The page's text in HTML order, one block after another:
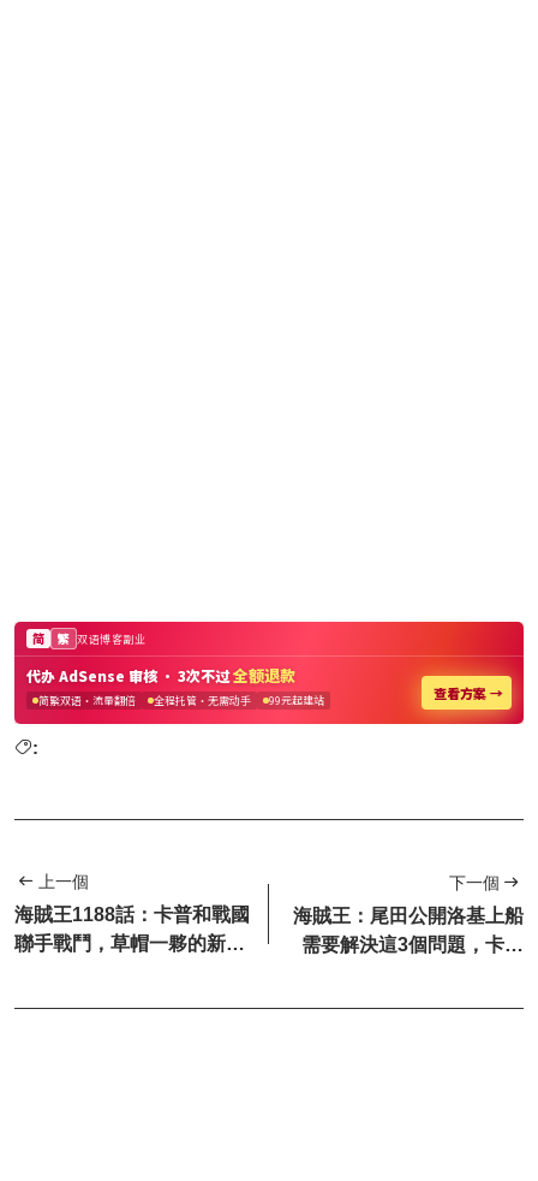
:
上一個
海賊王1188話：卡普和戰國
聯手戰鬥，草帽一夥的新懸
下一個
海賊王：尾田公開洛基上船
需要解決這3個問題，卡普